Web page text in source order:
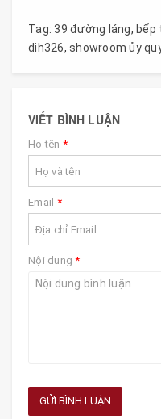
Tag: 39 đường láng, bếp
dih326, showroom ủy
VIẾT BÌNH LUẬN
Họ tên *
Email *
Nội dung*
GỬI BÌNH LUẬN